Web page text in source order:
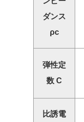
ダンス
ρc
弾性定
数 C
比誘電